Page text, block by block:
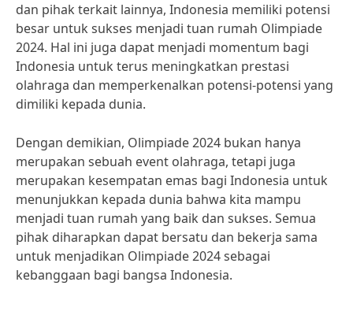
dan pihak terkait lainnya, Indonesia memiliki potensi
besar untuk sukses menjadi tuan rumah Olimpiade
2024. Hal ini juga dapat menjadi momentum bagi
Indonesia untuk terus meningkatkan prestasi
olahraga dan memperkenalkan potensi-potensi yang
dimiliki kepada dunia.
Dengan demikian, Olimpiade 2024 bukan hanya
merupakan sebuah event olahraga, tetapi juga
merupakan kesempatan emas bagi Indonesia untuk
menunjukkan kepada dunia bahwa kita mampu
menjadi tuan rumah yang baik dan sukses. Semua
pihak diharapkan dapat bersatu dan bekerja sama
untuk menjadikan Olimpiade 2024 sebagai
kebanggaan bagi bangsa Indonesia.